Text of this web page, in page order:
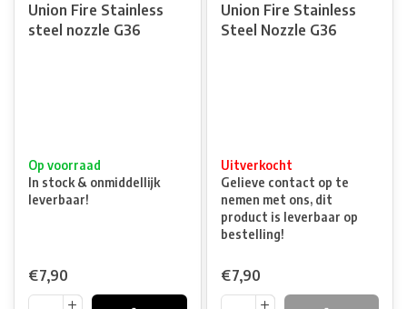
Union Fire Stainless
steel nozzle G36
Op voorraad
In stock & onmiddellijk
leverbaar!
€7,90
Union Fire Stainless
Steel Nozzle G36
Uitverkocht
Gelieve contact op te
nemen met ons, dit
product is leverbaar op
bestelling!
€7,90